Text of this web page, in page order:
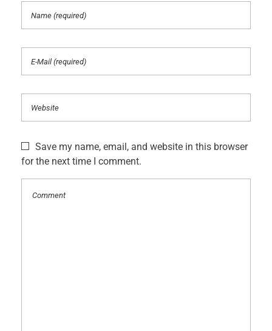
Save my name, email, and website in this browser
for the next time I comment.